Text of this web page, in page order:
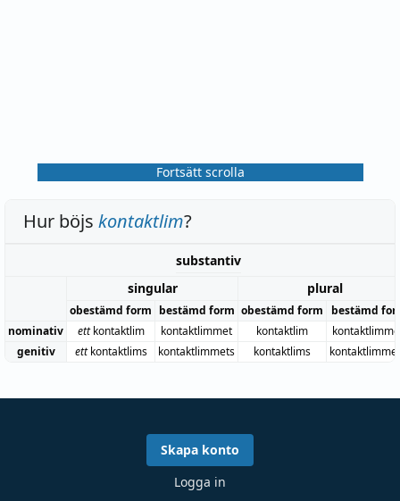
Fortsätt scrolla
Hur böjs kontaktlim?
substantiv
singular
plural
obestämd form bestämd form obestämd form
bestämd
nominativ
ettkontaktlim kontaktlimmet kontaktlim
genitiv
ettkontaktlims kontaktlimmets kontaktlims
Skapa konto
Logga in